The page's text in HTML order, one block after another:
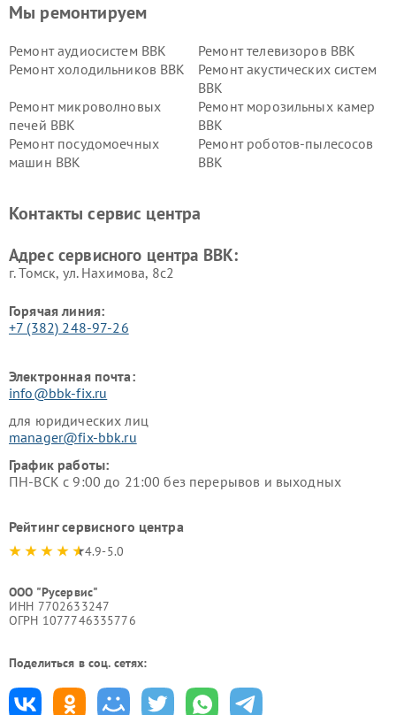
Мы ремонтируем
Ремонт аудиосистем BBK
Ремонт телевизоров BBK
Ремонт холодильников BBK
Ремонт акустических систем
BBK
Ремонт микроволновых
печей BBK
Ремонт морозильных камер
BBK
Ремонт посудомоечных
машин BBK
Ремонт роботов-пылесосов
BBK
Ремонт винных шкафов BBK
Контакты сервис центра
Адрес сервисного центра BBK:
г. Томск, ул. Нахимова, 8с2
Горячая линия:
+7 (382) 248-97-26
Электронная почта:
info@bbk-fix.ru
для юридических лиц
manager@fix-bbk.ru
График работы:
ПН-ВСК с 9:00 до 21:00 без перерывов и выходных
Рейтинг сервисного центра
4.9-5.0
ООО "Русервис"
ИНН 7702633247
ОГРН 1077746335776
Поделиться в соц. сетях: